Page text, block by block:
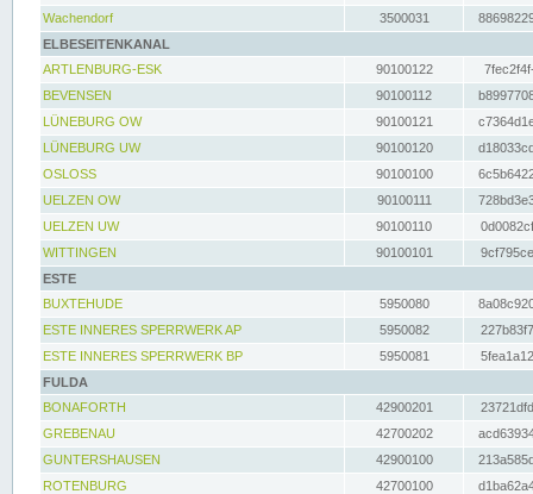
Wachendorf
3500031
ELBESEITENKANAL
ARTLENBURG-ESK
90100122
BEVENSEN
90100112
LÜNEBURG OW
90100121
LÜNEBURG UW
90100120
OSLOSS
90100100
UELZEN OW
90100111
UELZEN UW
90100110
WITTINGEN
90100101
ESTE
BUXTEHUDE
5950080
ESTE INNERES SPERRWERK AP
5950082
ESTE INNERES SPERRWERK BP
5950081
FULDA
BONAFORTH
42900201
GREBENAU
42700202
GUNTERSHAUSEN
42900100
ROTENBURG
42700100